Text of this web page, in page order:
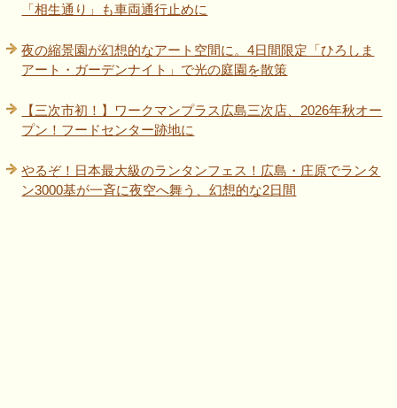
「相生通り」も車両通行止めに
夜の縮景園が幻想的なアート空間に。4日間限定「ひろしま
アート・ガーデンナイト」で光の庭園を散策
【三次市初！】ワークマンプラス広島三次店、2026年秋オー
プン！フードセンター跡地に
やるぞ！日本最大級のランタンフェス！広島・庄原でランタ
ン3000基が一斉に夜空へ舞う、幻想的な2日間